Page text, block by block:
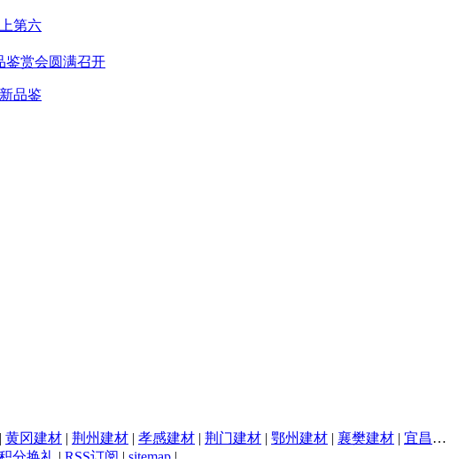
第六
品鉴
| 黄冈建材 | 荆州建材 | 孝感建材 | 荆门建材 | 鄂州建材 | 襄樊建材 | 宜昌建材
分换礼 | RSS订阅 | sitemap |